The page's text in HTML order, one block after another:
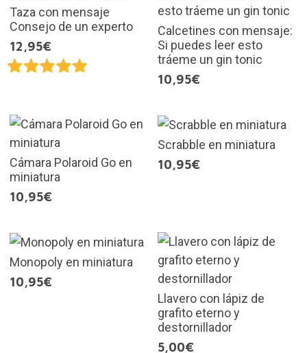
Taza con mensaje
Consejo de un experto
12,95€
Calcetines con mensaje:
Si puedes leer esto
tráeme un gin tonic
10,95€
Cámara Polaroid Go en
miniatura
10,95€
Scrabble en miniatura
10,95€
Monopoly en miniatura
10,95€
Llavero con lápiz de
grafito eterno y
destornillador
5,00€